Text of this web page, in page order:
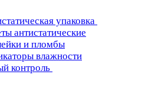
упаковка
антистатические
и пломбы
влажности
контроль